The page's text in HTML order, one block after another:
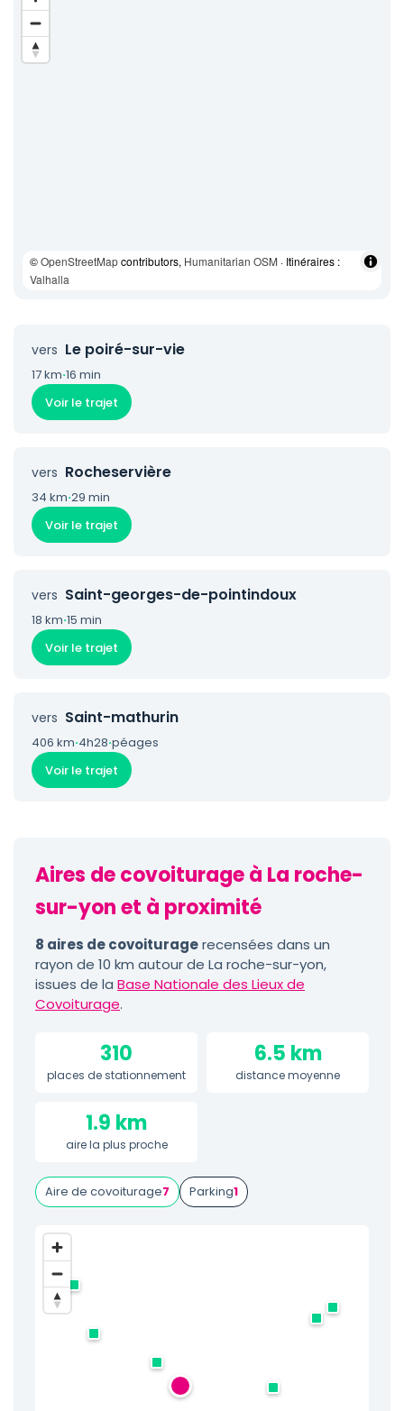
©OpenStreetMapcontributors, Humanitarian OSM · Itinéraires :
Valhalla
vers Le poiré-sur-vie
17 km·16 min
Voir le trajet
vers Rocheservière
34 km·29 min
Voir le trajet
vers Saint-georges-de-pointindoux
18 km·15 min
Voir le trajet
vers Saint-mathurin
406 km·4h28·péages
Voir le trajet
Aires de covoiturage à La roche-
sur-yon et à proximité
8 aires de covoituragerecensées dans un
rayon de 10 km autour de La roche-sur-yon,
issues de la Base Nationale des Lieux de
Covoiturage.
310
places de stationnement
6.5 km
distance moyenne
1.9 km
aire la plus proche
Aire de covoiturage7 Parking1